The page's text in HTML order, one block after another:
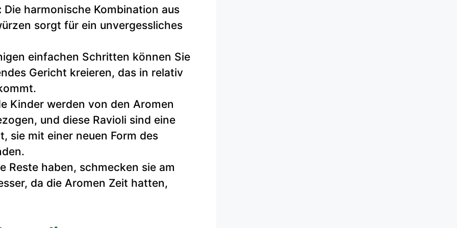
Die harmonische Kombination aus
sorgt für ein unvergessliches
einfachen Schritten können Sie
Gericht kreieren, das in relativ
Kinder werden von den Aromen
und diese Ravioli sind eine
sie mit einer neuen Form des
Reste haben, schmecken sie am
da die Aromen Zeit hatten,